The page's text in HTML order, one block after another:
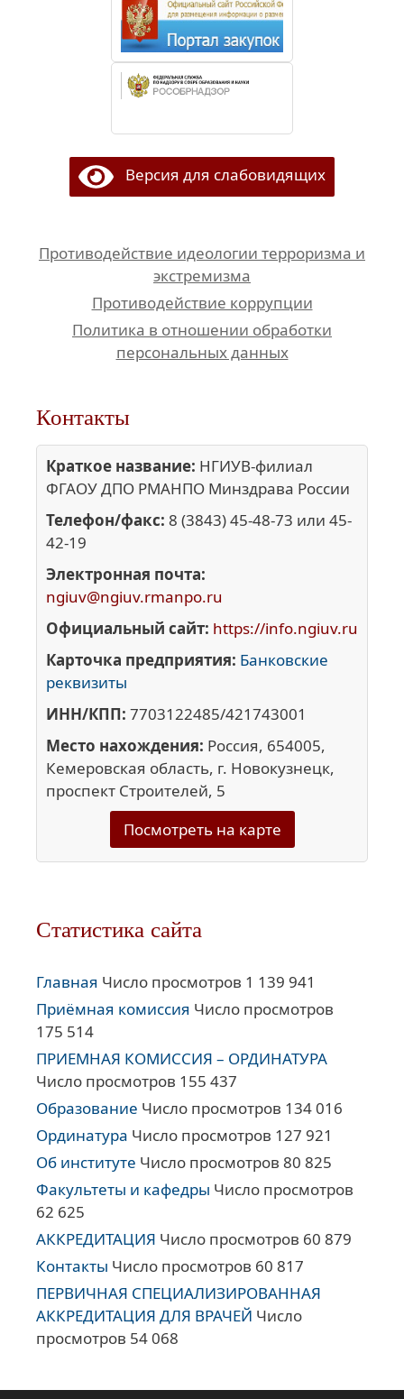
Версия для слабовидящих
Противодействие идеологии терроризма и
экстремизма
Противодействие коррупции
Политика в отношении обработки
персональных данных
Контакты
Краткое название: НГИУВ-филиал
ФГАОУ ДПО РМАНПО Минздрава России
Телефон/факс: 8 (3843) 45-48-73 или 45-
42-19
Электронная почта:
ngiuv@ngiuv.rmanpo.ru
Официальный сайт: https://info.ngiuv.ru
Карточка предприятия: Банковские
реквизиты
ИНН/КПП: 7703122485/421743001
Место нахождения: Россия, 654005,
Кемеровская область, г. Новокузнецк,
проспект Строителей, 5
Посмотреть на карте
Статистика сайта
Главная Число просмотров 1 139 941
Приёмная комиссия Число просмотров
175 514
ПРИЕМНАЯ КОМИССИЯ – ОРДИНАТУРА
Число просмотров 155 437
Образование Число просмотров 134 016
Ординатура Число просмотров 127 921
Об институте Число просмотров 80 825
Факультеты и кафедры Число просмотров
62 625
АККРЕДИТАЦИЯ Число просмотров 60 879
Контакты Число просмотров 60 817
ПЕРВИЧНАЯ СПЕЦИАЛИЗИРОВАННАЯ
АККРЕДИТАЦИЯ ДЛЯ ВРАЧЕЙ Число
просмотров 54 068